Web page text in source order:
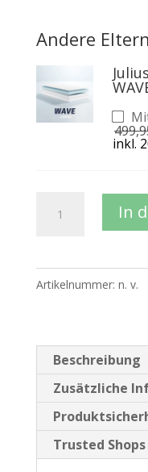
Andere
inkl.
PLUS
Hausbett
mit
mehreren
Größen
Menge
In
Artikelnummer: n. v.
Beschreibung
Zusätzliche
Trusted